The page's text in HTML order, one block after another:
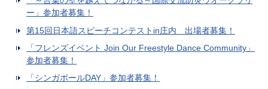
ー」参加者募集！
第15回日本語スピーチコンテストin庄内 出場者募集！
「フレンズイベント Join Our Freestyle Dance Community」
参加者募集！
「シンガポールDAY」参加者募集！